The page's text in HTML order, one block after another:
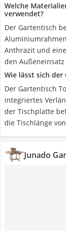
Welche
verwendet?
Der Gartentisch
Anthrazit und
den
Wie lässt sich der
Der Gartentisch
integriertes
der Tischplatte
die Tischlänge
Junado